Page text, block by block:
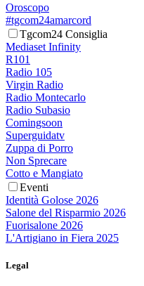
Oroscopo
#tgcom24amarcord
Tgcom24 Consiglia
Mediaset Infinity
R101
Radio 105
Virgin Radio
Radio Montecarlo
Radio Subasio
Comingsoon
Superguidatv
Zuppa di Porro
Non Sprecare
Cotto e Mangiato
Eventi
Identità Golose 2026
Salone del Risparmio 2026
Fuorisalone 2026
L'Artigiano in Fiera 2025
Legal